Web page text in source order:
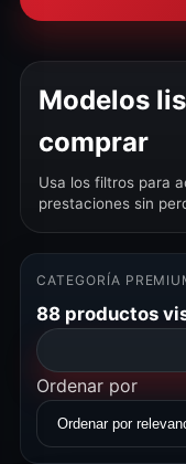
Modelos
comprar
Usa los filtros para
prestaciones sin
CATEGORÍA
88 productos
Ordenar por